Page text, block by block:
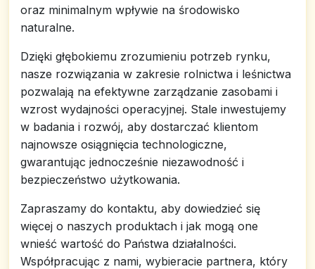
oraz minimalnym wpływie na środowisko
naturalne.
Dzięki głębokiemu zrozumieniu potrzeb rynku,
nasze rozwiązania w zakresie rolnictwa i leśnictwa
pozwalają na efektywne zarządzanie zasobami i
wzrost wydajności operacyjnej. Stale inwestujemy
w badania i rozwój, aby dostarczać klientom
najnowsze osiągnięcia technologiczne,
gwarantując jednocześnie niezawodność i
bezpieczeństwo użytkowania.
Zapraszamy do kontaktu, aby dowiedzieć się
więcej o naszych produktach i jak mogą one
wnieść wartość do Państwa działalności.
Współpracując z nami, wybieracie partnera, który